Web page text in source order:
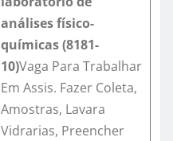
análises físico-
químicas (8181-
10)Vaga Para Trabalhar
Em Assis. Fazer Coleta,
Amostras, Lavara
Vidrarias, Preencher